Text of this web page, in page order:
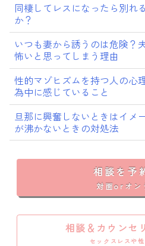
同棲してレスになったら別れ
か？
いつも妻から誘うのは危険？
怖いと思ってしまう理由
性的マゾヒズムを持つ人の心
為中に感じていること
旦那に興奮しないときはイメ
が沸かないときの対処法
相談を予
対面orオン
相談＆カウンセ
セックスレスや